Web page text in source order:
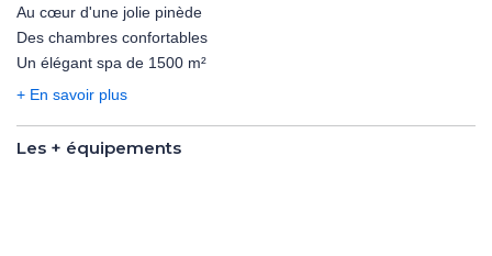
Le Barcelo Punta Umbria Beach Resort 4* et son concept
novateur offre un cadre idéal pour se ressourcer et découvrir les
richesses culturelles et gastronomiques de l'Andalousie.
Au cœur d'une jolie pinède
Des chambres confortables
Un élégant spa de 1500 m²
+ En savoir plus
Les + équipements